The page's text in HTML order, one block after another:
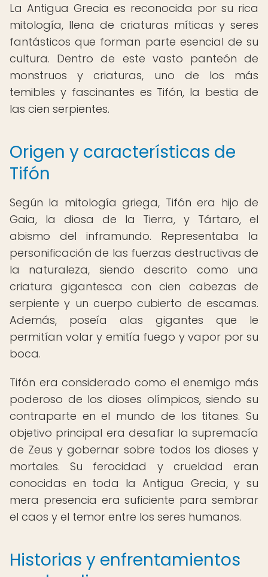
La Antigua Grecia es reconocida por su rica
mitología, llena de criaturas míticas y seres
fantásticos que forman parte esencial de su
cultura. Dentro de este vasto panteón de
monstruos y criaturas, uno de los más
temibles y fascinantes es Tifón, la bestia de
las cien serpientes.
Origen y características de
Tifón
Según la mitología griega, Tifón era hijo de
Gaia, la diosa de la Tierra, y Tártaro, el
abismo del inframundo. Representaba la
personificación de las fuerzas destructivas de
la naturaleza, siendo descrito como una
criatura gigantesca con cien cabezas de
serpiente y un cuerpo cubierto de escamas.
Además, poseía alas gigantes que le
permitían volar y emitía fuego y vapor por su
boca.
Tifón era considerado como el enemigo más
poderoso de los dioses olímpicos, siendo su
contraparte en el mundo de los titanes. Su
objetivo principal era desafiar la supremacía
de Zeus y gobernar sobre todos los dioses y
mortales. Su ferocidad y crueldad eran
conocidas en toda la Antigua Grecia, y su
mera presencia era suficiente para sembrar
el caos y el temor entre los seres humanos.
Historias y enfrentamientos